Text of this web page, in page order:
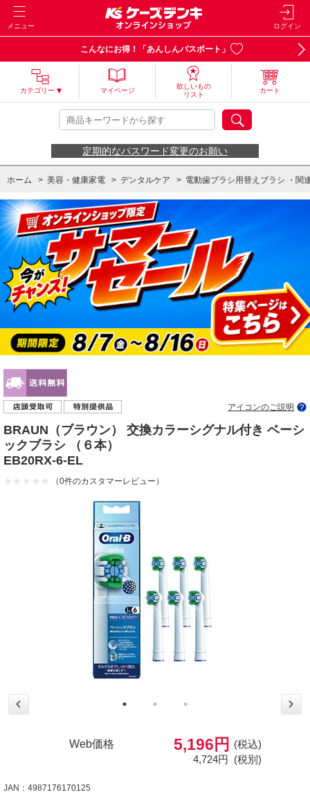
メニュー ログイン
こんなにお得！「あんしんパスポート」
カテゴリー マイページ
欲しいもの
リスト
カート
定期的なパスワード変更のお願い
ホーム > 美容・健康家電 > デンタルケア > 電動歯ブラシ用替えブラシ ・関
ホーム > ブラウン 電動歯ブラシ 純正替えブラシ
ホーム > ブラウン 電動歯ブラシ 純正替えブラシ
アイコンのご説明
BRAUN（ブラウン） 交換カラーシグナル付き ベーシ
ックブラシ （６本）
EB20RX-6-EL
（0件のカスタマーレビュー）
Web価格 5,196円
(税込)
4,724円 (税別)
JAN：4987176170125